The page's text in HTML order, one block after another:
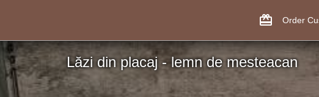
card_giftcard Order
Lăzi din placaj - lemn de mesteacan